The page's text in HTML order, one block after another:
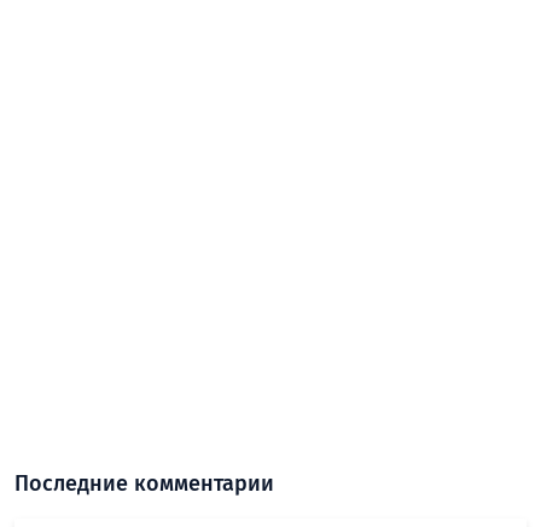
Последние комментарии